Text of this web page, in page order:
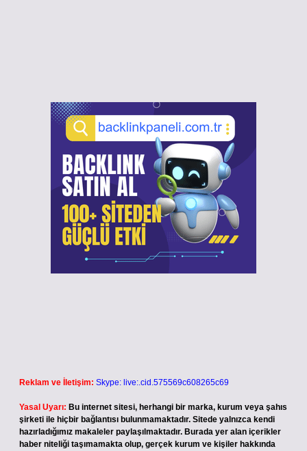
Reklam ve İletişim: Skype: live:.cid.575569c608265c69
Yasal Uyarı: Bu internet sitesi, herhangi bir marka, kurum veya şahıs
şirketi ile hiçbir bağlantısı bulunmamaktadır. Sitede yalnızca kendi
hazırladığımız makaleler paylaşılmaktadır. Burada yer alan içerikler
haber niteliği taşımamakta olup, gerçek kurum ve kişiler hakkında